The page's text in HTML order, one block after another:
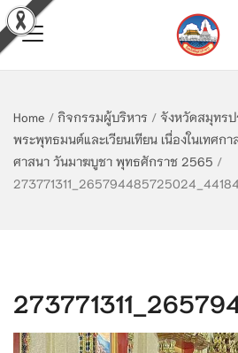
Home / กิจกรรมผู้บริหาร / จังหวัดสมุทร
พระพุทธมนต์และเวียนเทียน เนื่องในเทศ
ศาสนา วันมาฆบูชา พุทธศักราช 2565 /